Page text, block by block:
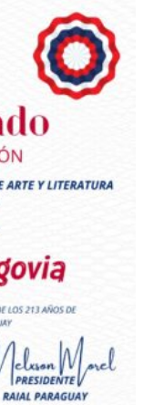
Abierta
Abierta
Paraguay
Segovia